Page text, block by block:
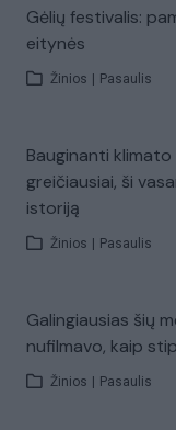
Gėlių festivalis:
eitynės
Žinios Pasaulis
Bauginanti
greičiausiai, ši
istoriją
Žinios Pasaulis
Galingiausias šių
nufilmavo, kaip
Žinios Pasaulis